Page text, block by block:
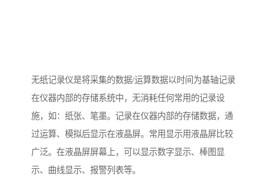
无纸记录仪是将采集的数据/运算数据以时间为基轴记录
在仪器内部的存储系统中，无消耗任何常用的记录设
施，如：纸张、笔墨。记录在仪器内部的存储数据，通
过运算、模拟后显示在液晶屏。常用显示用液晶屏比较
广泛。在液晶屏屏幕上，可以显示数字显示、棒图显
示、曲线显示、报警列表等。